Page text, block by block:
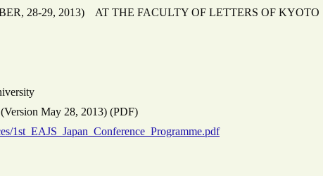
28-29, 2013) AT THE FACULTY OF LETTERS OF KYOTO
May 28, 2013) (PDF)
1st_EAJS_Japan_Conference_Programme.pdf